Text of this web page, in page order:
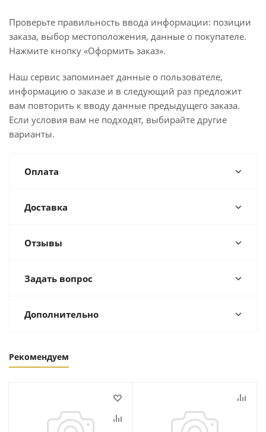
Проверьте правильность ввода информации: позиции
заказа, выбор местоположения, данные о покупателе.
Нажмите кнопку «Оформить заказ».
Наш сервис запоминает данные о пользователе,
информацию о заказе и в следующий раз предложит
вам повторить к вводу данные предыдущего заказа.
Если условия вам не подходят, выбирайте другие
варианты.
Оплата
Доставка
Отзывы
Задать вопрос
Дополнительно
Рекомендуем